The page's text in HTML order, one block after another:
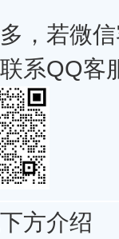
，若微
系QQ客
方介绍